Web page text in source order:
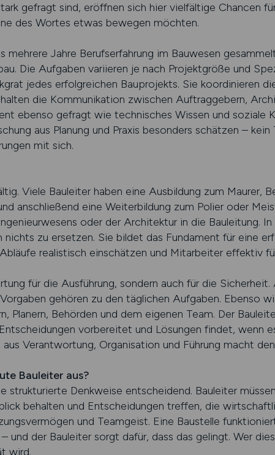
gefragt sind, eröffnen sich hier vielfältige Chancen
des Wortes etwas bewegen möchten.
Jahre Berufserfahrung im Bauwesen
Die Aufgaben variieren je nach Projektgröße und
jedes erfolgreichen Bauprojekts. Sie koordinieren
die Kommunikation zwischen Auftraggebern,
ebenso gefragt wie technisches Wissen und soziale
aus Planung und Praxis besonders schätzen –
mit sich.
Viele Bauleiter haben eine Ausbildung zum Maurer,
anschließend eine Weiterbildung zum Polier oder
oder der Architektur in die Bauleitung. In
nichts zu ersetzen. Sie bildet das Fundament für eine
realistisch einschätzen und Mitarbeiter effektiv
für die Ausführung, sondern auch für die
gehören zu den täglichen Aufgaben. Ebenso
Planern, Behörden und dem eigenen Team. Der
vorbereitet und Lösungen findet, wenn
Verantwortung, Organisation und Führung macht
Bauleiter aus?
strukturierte Denkweise entscheidend. Bauleiter
behalten und Entscheidungen treffen, die
und Teamgeist. Eine Baustelle
und der Bauleiter sorgt dafür, dass das gelingt. Wer
wird.